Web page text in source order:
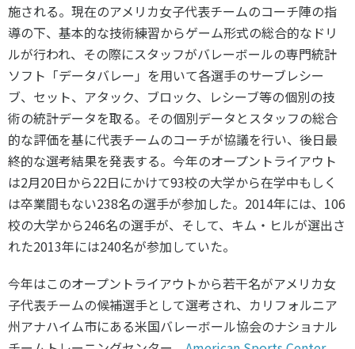
施される。現在のアメリカ女子代表チームのコーチ陣の指
導の下、基本的な技術練習からゲーム形式の総合的なドリ
ルが行われ、その際にスタッフがバレーボールの専門統計
ソフト「データバレー」を用いて各選手のサーブレシー
ブ、セット、アタック、ブロック、レシーブ等の個別の技
術の統計データを取る。その個別データとスタッフの総合
的な評価を基に代表チームのコーチが協議を行い、後日最
終的な選考結果を発表する。今年のオープントライアウト
は2月20日から22日にかけて93校の大学から在学中もしく
は卒業間もない238名の選手が参加した。2014年には、106
校の大学から246名の選手が、そして、キム・ヒルが選出さ
れた2013年には240名が参加していた。
今年はこのオープントライアウトから若干名がアメリカ女
子代表チームの候補選手として選考され、カリフォルニア
州アナハイム市にある米国バレーボール協会のナショナル